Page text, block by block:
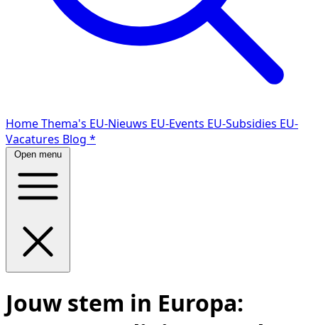
HomeThema's EU-Nieuws EU-Events EU-Subsidies EU-
Vacatures Blog *
Open menu
Jouw stem in Europa: